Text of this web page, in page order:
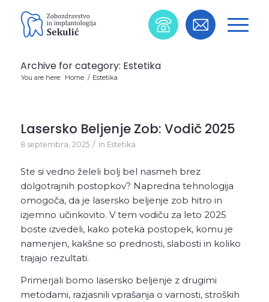
Archive for category: Estetika
You are here: Home / Estetika
Lasersko Beljenje Zob: Vodič 2025
8 septembra, 2025 / in Estetika
Ste si vedno želeli bolj bel nasmeh brez
dolgotrajnih postopkov? Napredna tehnologija
omogoča, da je lasersko beljenje zob hitro in
izjemno učinkovito. V tem vodiču za leto 2025
boste izvedeli, kako poteka postopek, komu je
namenjen, kakšne so prednosti, slabosti in koliko
trajajo rezultati.
Primerjali bomo lasersko beljenje z drugimi
metodami, razjasnili vprašanja o varnosti, stroških